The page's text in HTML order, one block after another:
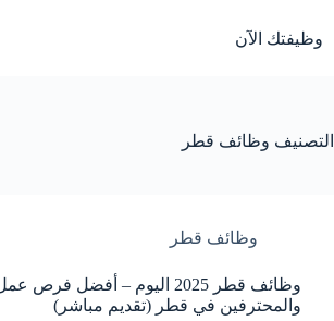
المحتوى
وظيفتك الآن
التصنيف وظائف قطر
وظائف قطر
وظائف قطر 2025 اليوم – أفضل
والمحترفين في قطر (تقديم مباشر)